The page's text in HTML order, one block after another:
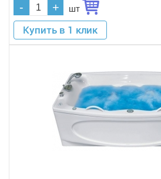
- + шт
Купить в 1 клик